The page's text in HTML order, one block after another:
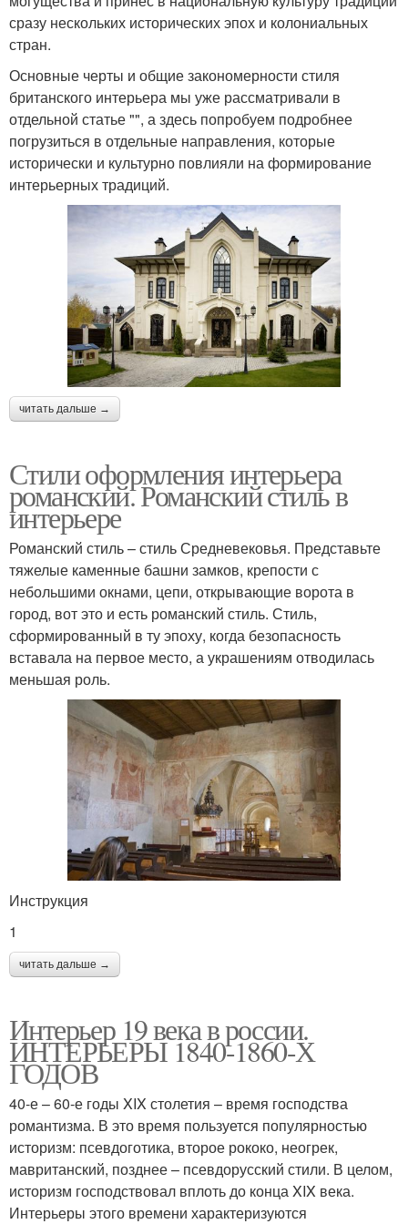
сразу нескольких исторических эпох и колониальных
стран.
Основные черты и общие закономерности стиля
британского интерьера мы уже рассматривали в
отдельной статье "", а здесь попробуем подробнее
погрузиться в отдельные направления, которые
исторически и культурно повлияли на формирование
интерьерных традиций.
читать дальше →
Стили оформления интерьера
романский. Романский стиль в
интерьере
Романский стиль – стиль Средневековья. Представьте
тяжелые каменные башни замков, крепости с
небольшими окнами, цепи, открывающие ворота в
город, вот это и есть романский стиль. Стиль,
сформированный в ту эпоху, когда безопасность
вставала на первое место, а украшениям отводилась
меньшая роль.
Инструкция
1
читать дальше →
Интерьер 19 века в россии.
ИНТЕРЬЕРЫ 1840-1860-Х
ГОДОВ
40-е – 60-е годы XIX столетия – время господства
романтизма. В это время пользуется популярностью
историзм: псевдоготика, второе рококо, неогрек,
мавританский, позднее – псевдорусский стили. В целом,
историзм господствовал вплоть до конца XIX века.
Интерьеры этого времени характеризуются